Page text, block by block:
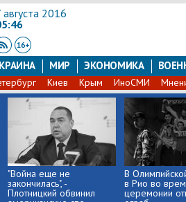
августа 2016
МИР ЭКОНОМИКА
Киев Крым ИноСМИ
"Война еще не
закончилась", -
Плотницкий обвинил
В
в Рио во
церемонии